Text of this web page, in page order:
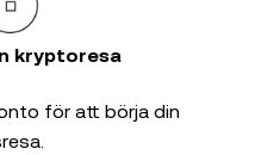
kryptoresa
för att börja din